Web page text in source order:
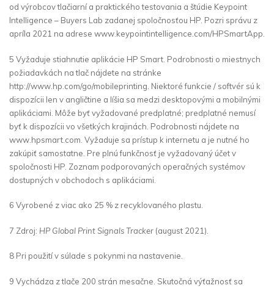
od výrobcov tlačiarní a praktického testovania a štúdie Keypoint
Intelligence – Buyers Lab zadanej spoločnosťou HP. Pozri správu z
apríla 2021 na adrese www.keypointintelligence.com/HPSmartApp.
5 Vyžaduje stiahnutie aplikácie HP Smart. Podrobnosti o miestnych
požiadavkách na tlač nájdete na stránke
http://www.hp.com/go/mobileprinting. Niektoré funkcie / softvér sú k
dispozícii len v angličtine a líšia sa medzi desktopovými a mobilnými
aplikáciami. Môže byť vyžadované predplatné; predplatné nemusí
byť k dispozícii vo všetkých krajinách. Podrobnosti nájdete na
www.hpsmart.com. Vyžaduje sa prístup k internetu a je nutné ho
zakúpiť samostatne. Pre plnú funkčnosť je vyžadovaný účet v
spoločnosti HP. Zoznam podporovaných operačných systémov
dostupných v obchodoch s aplikáciami.
6 Vyrobené z viac ako 25 % z recyklovaného plastu.
7 Zdroj: HP Global Print Signals Tracker (august 2021).
8 Pri použití v súlade s pokynmi na nastavenie.
9 Vychádza z tlače 200 strán mesačne. Skutočná výťažnosť sa